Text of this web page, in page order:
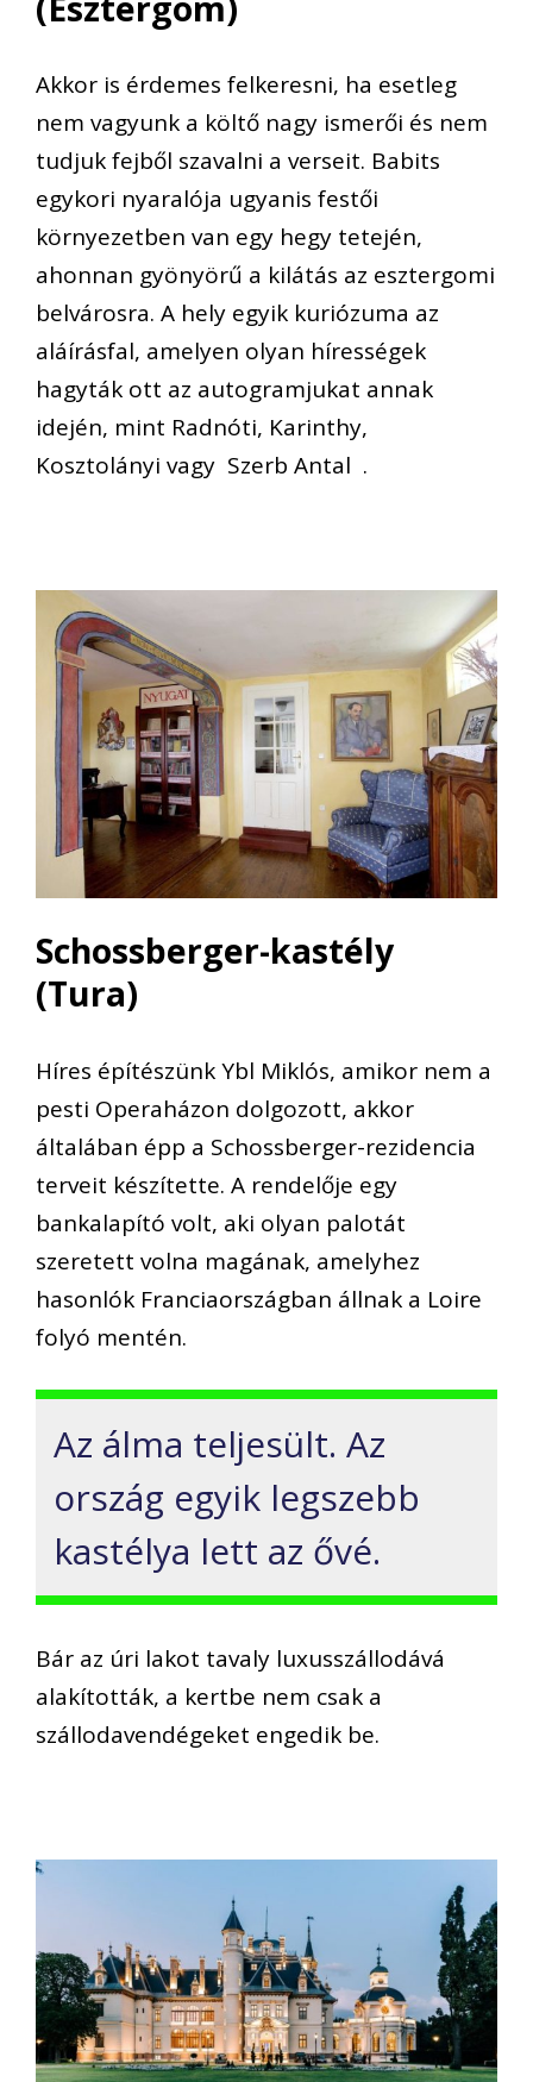
Akkor is érdemes felkeresni, ha esetleg
nem vagyunk a költő nagy ismerői és nem
tudjuk fejből szavalni a verseit. Babits
egykori nyaralója ugyanis festői
környezetben van egy hegy tetején,
ahonnan gyönyörű a kilátás az esztergomi
belvárosra. A hely egyik kuriózuma az
aláírásfal, amelyen olyan hírességek
hagyták ott az autogramjukat annak
idején, mint Radnóti, Karinthy,
Kosztolányi vagy Szerb Antal .
Schossberger-kastély
(Tura)
Híres építészünk Ybl Miklós, amikor nem a
pesti Operaházon dolgozott, akkor
általában épp a Schossberger-rezidencia
terveit készítette. A rendelője egy
bankalapító volt, aki olyan palotát
szeretett volna magának, amelyhez
hasonlók Franciaországban állnak a Loire
folyó mentén.
Az álma teljesült. Az
ország egyik legszebb
kastélya lett az ővé.
Bár az úri lakot tavaly luxusszállodává
alakították, a kertbe nem csak a
szállodavendégeket engedik be.